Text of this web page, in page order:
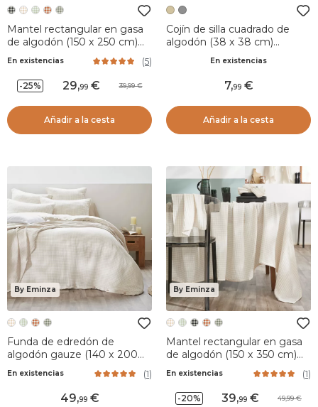
Mantel rectangular en gasa
de algodón (150 x 250 cm)
Gaïa vichy Negro
En existencias (5)
-25% 29,99 39,99
Añadir a la cesta
Cojín de silla cuadrado de
algodón (38 x 38 cm)
Joséphine MarfilEn existencias
7,99
Añadir a la cesta
By Eminza
Funda de edredón de
algodón gauze (140 x 200
cm) Gaïa vichy Beige
En existencias (1)
49,99
By Eminza
Mantel rectangular en gasa
de algodón (150 x 350 cm)
Gaïa vichy Beige
En existencias (1)
-20% 39,99 49,99